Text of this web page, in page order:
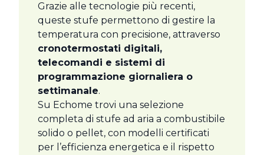
Grazie alle tecnologie più recenti,
queste stufe permettono di gestire la
temperatura con precisione, attraverso
cronotermostati digitali,
telecomandi e sistemi di
programmazione giornaliera o
settimanale.
Su Echome trovi una selezione
completa di stufe ad aria a combustibile
solido o pellet, con modelli certificati
per l’efficienza energetica e il rispetto